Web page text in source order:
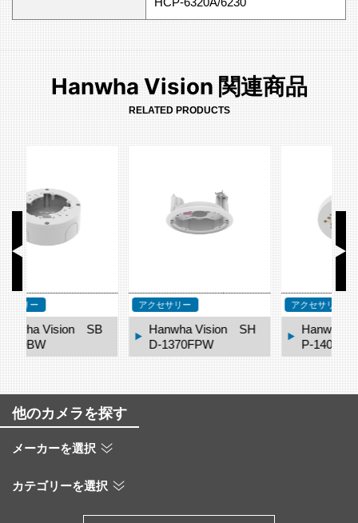
Hanwha Vision 関連商品
RELATED PRODUCTS
Hanwha Vision SH
Hanwha Vision SB
P-140CMT
ア
他のカメラを探す
メーカーを選択
カテゴリーを選択